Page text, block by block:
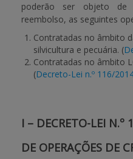
poderão ser objeto de
reembolso, as seguintes
Contratadas no âmbito
silvicultura e pecuária. (
Contratadas no âmbito
(Decreto-Lei n.º 116/
I – DECRETO-LEI N.º
DE OPERAÇÕES DE